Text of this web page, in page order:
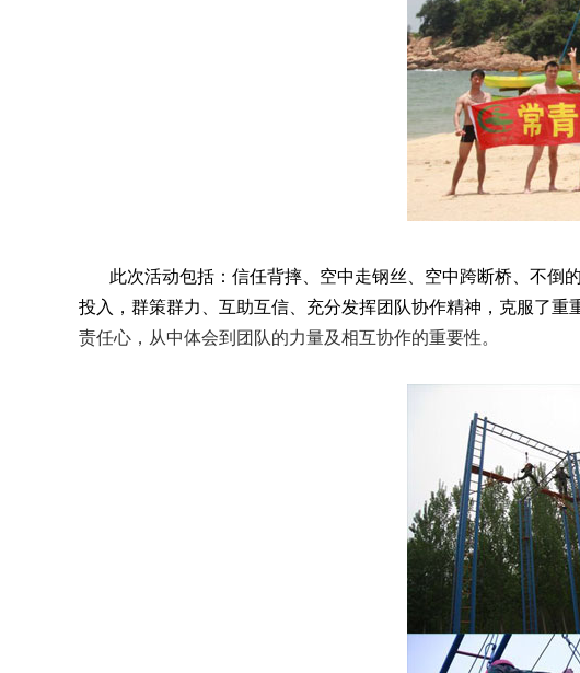
此次活动包括：信任背摔、空中走钢丝、空中跨断桥、不倒
投入，群策群力、互助互信、充分发挥团队协作精神，克服了重
责任心，从中体会到团队的力量及相互协作的重要性。